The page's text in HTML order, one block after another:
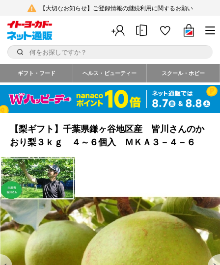
【大切なお知らせ】ご登録情報の継続利用に関するお願い
ギフト・フード ヘルス・ビューティー スクール・ホビー
【梨ギフト】千葉県鎌ヶ谷地区産 皆川さんのか
おり梨３ｋｇ ４～６個入 ＭＫＡ３－４－６